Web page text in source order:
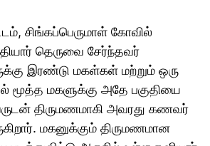
சிங்கப்பெருமாள் கோவில்
தெருவை சேர்ந்தவர்
இரண்டு மகள்கள் மற்றும் ஒரு
மூத்த மகளுக்கு அதே பகுதியை
திருமணமாகி அவரது கணவர்
மகனுக்கும் திருமணமான